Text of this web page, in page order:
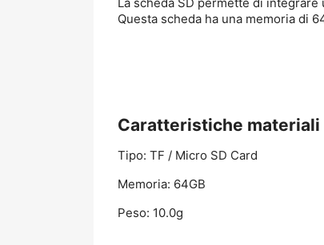
La scheda SD permette di
Questa scheda ha una memoria di
Caratteristiche materiali
Tipo: TF / Micro SD Card
Memoria: 64GB
Peso: 10.0g